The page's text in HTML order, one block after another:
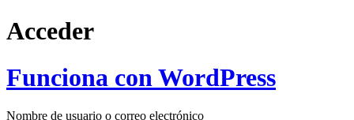
Acceder
Funciona con WordPress
Nombre de usuario o correo electrónico